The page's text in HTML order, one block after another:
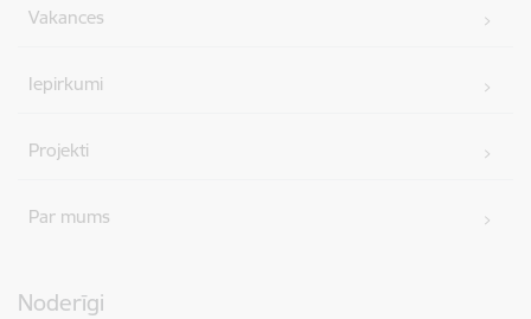
Vakances
Iepirkumi
Projekti
Par mums
Noderīgi